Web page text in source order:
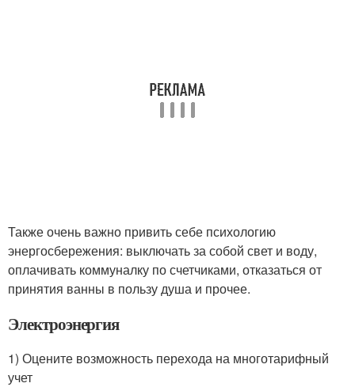
Также очень важно привить себе психологию
энергосбережения: выключать за собой свет и воду,
оплачивать коммуналку по счетчиками, отказаться от
принятия ванны в пользу душа и прочее.
Электроэнергия
1) Оцените возможность перехода на многотарифный
учет